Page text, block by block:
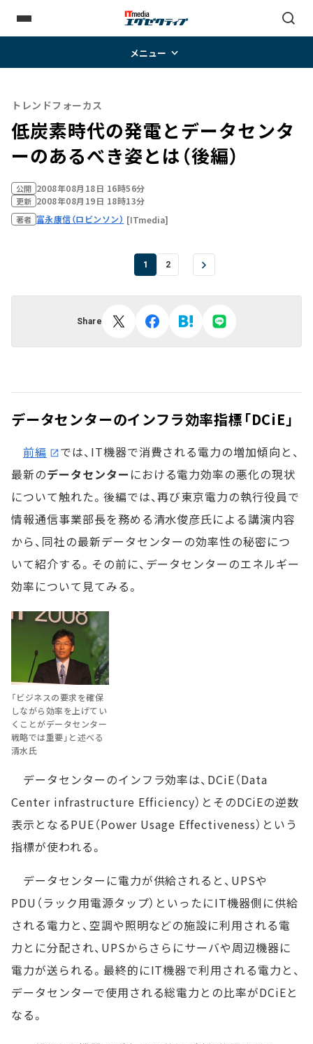
メニュー
トレンドフォーカス
低炭素時代の発電とデータセンタ
ーのあるべき姿とは（後編）
公開 2008年08月18日 16時56分
更新 2008年08月19日 18時13分
著者 富永康信（ロビンソン） [ITmedia]
1 2
Share
データセンターのインフラ効率指標「DCiE」
前編
では、IT機器で消費される電力の増加傾向と、
最新のデータセンター における電力効率の悪化の現状
について触れた。後編では、再び東京電力の執行役員で
情報通信事業部長を務める清水俊彦氏による講演内容
から、同社の最新データセンターの効率性の秘密につ
いて紹介する。その前に、データセンターのエネルギー
効率について見てみる。
「ビジネスの要求を確保
しながら効率を上げてい
くことがデータセンター
戦略では重要」と述べる
清水氏
データセンターのインフラ効率は、DCiE（Data
Center infrastructure Efficiency）とそのDCiEの逆数
表示となるPUE（Power Usage Effectiveness）という
指標が使われる。
データセンターに電力が供給されると、UPSや
PDU（ラック用電源タップ）といったにIT機器側に供給
される電力と、空調や照明などの施設に利用される電
力とに分配され、UPSからさらにサーバや周辺機器に
電力が送られる。最終的にIT機器で利用される電力と、
データセンターで使用される総電力との比率がDCiEと
なる。